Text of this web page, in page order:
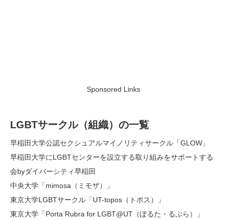
Sponsored Links
LGBTサークル（組織）の一覧
早稲田大学公認セクシュアルマイノリティサークル「GLOW」
早稲田大学にLGBTセンターを設立する取り組みをサポートする
会byダイバーシティ早稲田
中央大学「mimosa（ミモザ）」
東京大学LGBTサークル「UT-topos（トポス）」
東京大学「Porta Rubra for LGBT@UT（ぽるた・るぶら）」